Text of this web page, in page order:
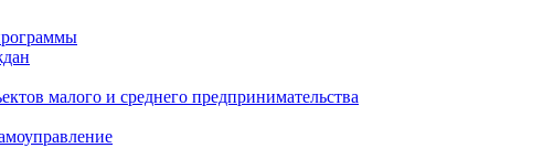
малого и среднего предпринимательства